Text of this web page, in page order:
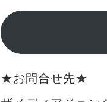
★お問合せ先★